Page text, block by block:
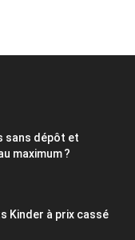
sans dépôt et
maximum ?
Kinder à prix cassé